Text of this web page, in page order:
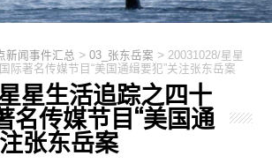
新闻事件汇总 >03_张东岳案 > 20031028/星星
际著名传媒节目“美国通缉要犯”关注张东岳案
星生活追踪之四十
名传媒节目“美国通
张东岳案